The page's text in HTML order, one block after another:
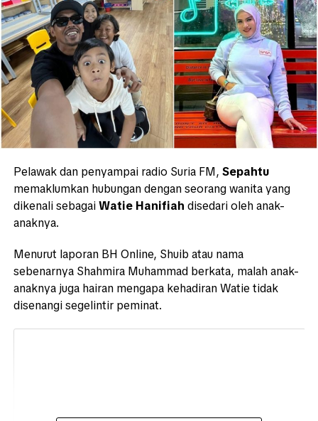
Pelawak dan penyampai radio Suria FM, Sepahtu
memaklumkan hubungan dengan seorang wanita yang
dikenali sebagaiWatie Hanifiah disedari oleh anak-
anaknya.
Menurut laporan BH Online, Shuib atau nama
sebenarnya Shahmira Muhammad berkata, malah anak-
anaknya juga hairan mengapa kehadiran Watie tidak
disenangi segelintir peminat.